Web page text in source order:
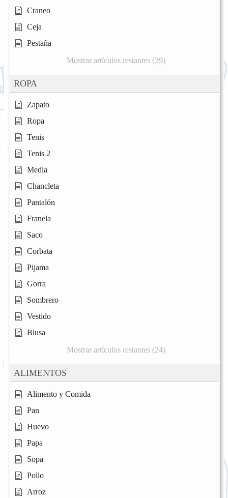
Craneo
Ceja
Pestaña
Mostrar artículos restantes (39)
ROPA
Zapato
Ropa
Tenis
Tenis 2
Media
Chancleta
Pantalón
Franela
Saco
Corbata
Pijama
Gorra
Sombrero
Vestido
Blusa
Mostrar artículos restantes (24)
ALIMENTOS
Alimento y Comida
Pan
Huevo
Papa
Sopa
Pollo
Arroz